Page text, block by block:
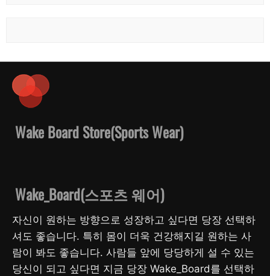
Wake Board Store(Sports Wear)
Wake_Board(스포츠 웨어)
자신이 원하는 방향으로 성장하고 싶다면 당장 선택하
셔도 좋습니다. 특히 몸이 더욱 건강해지길 원하는 사
람이 봐도 좋습니다. 사람들 앞에 당당하게 설 수 있는
당신이 되고 싶다면 지금 당장 Wake_Board를 선택하